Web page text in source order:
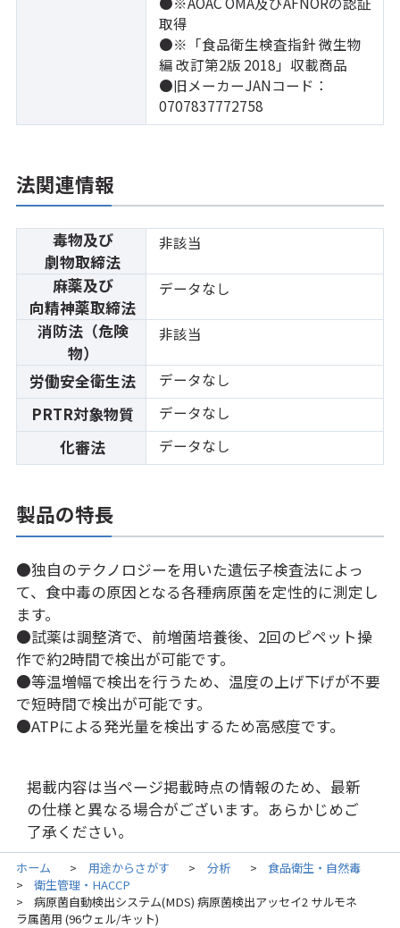
取得
●※「食品衛生検査指針 微生物
編 改訂第2版 2018」収載商品
●旧メーカーJANコード：
0707837772758
法関連情報
毒物及び
劇物取締法
非該当
麻薬及び
向精神薬取締法
データなし
消防法（危険
物）
非該当
労働安全衛生法 データなし
PRTR対象物質 データなし
化審法 データなし
製品の特長
●独自のテクノロジーを用いた遺伝子検査法によっ
て、食中毒の原因となる各種病原菌を定性的に測定し
ます。
●試薬は調整済で、前増菌培養後、2回のピペット操
作で約2時間で検出が可能です。
●等温増幅で検出を行うため、温度の上げ下げが不要
で短時間で検出が可能です。
●ATPによる発光量を検出するため高感度です。
掲載内容は当ページ掲載時点の情報のため、最新
の仕様と異なる場合がございます。あらかじめご
了承ください。
ホーム > 用途からさがす > 分析 > 食品衛生・自然毒
> 衛生管理・HACCP
>
病原菌自動検出システム(MDS) 病原菌検出アッセイ2 サルモネ
ラ属菌用 (96ウェル/キット)